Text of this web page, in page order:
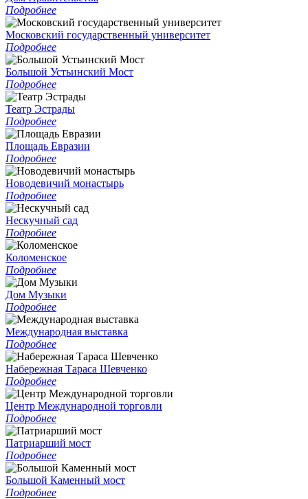
Подробнее
Московский государственный университет
Подробнее
Большой Устьинский Мост
Подробнее
Театр Эстрады
Подробнее
Площадь Евразии
Подробнее
Новодевичий монастырь
Подробнее
Нескучный сад
Подробнее
Коломенское
Подробнее
Дом Музыки
Подробнее
Международная выставка
Подробнее
Набережная Тараса Шевченко
Подробнее
Центр Международной торговли
Подробнее
Патриарший мост
Подробнее
Большой Каменный мост
Подробнее